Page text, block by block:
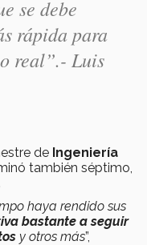
se debe
rápida para
real”.- Luis
de Ingeniería
también séptimo,
haya rendido sus
bastante a seguir
y otros más”,